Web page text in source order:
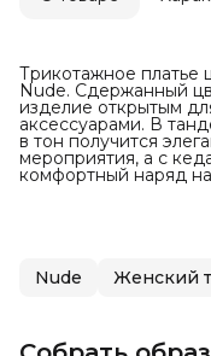
Трикотажное платье
Nude. Сдержанный
изделие открытым
аксессуарами. В
в тон получится
мероприятия, а с
комфортный наряд
Nude Женский